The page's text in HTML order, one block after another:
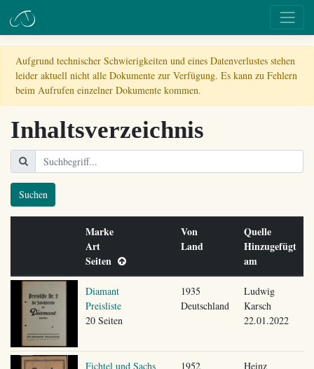
Aufgrund technischer Schwierigkeiten und eines Datenverlustes stehen
leider aktuell nicht alle Dokumente zur Verfügung. Es kann zu Fehlern
beim Aufrufen einzelner Dokumente kommen.
Inhaltsverzeichnis
Suchen
Marke
Art
Seiten
Von
Land
Quelle
Hinzugefügt
am
Diamant
Preisliste
20 Seiten
1935
Deutschland
Ludwig
Karsch
22.01.2022
Fichtel und Sachs
1952
Heinz